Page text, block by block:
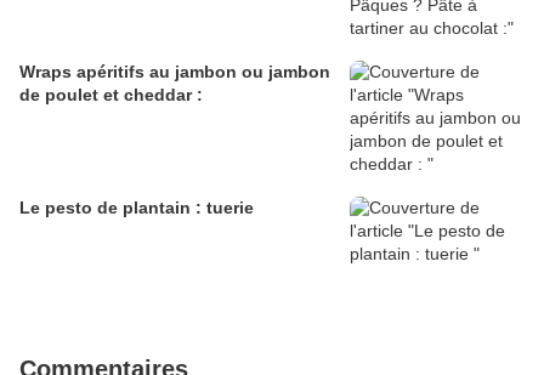
Wraps apéritifs au jambon ou jambon
de poulet et cheddar :
Le pesto de plantain : tuerie
Commentaires